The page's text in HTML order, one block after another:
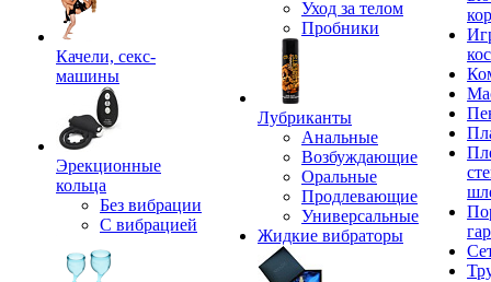
Качели, секс-
машины
Эрекционные
кольца
Без вибрации
С вибрацией
Уход за телом
Пробники
Лубриканты
Анальные
Возбуждающие
Оральные
Продлевающие
Универсальные
Жидкие вибраторы